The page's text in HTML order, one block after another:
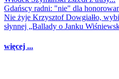
Gdańscy radni: "nie" dla
Nie żyje Krzysztof Dowgiałło,
słynnej „Ballady o Janku
więcej ...